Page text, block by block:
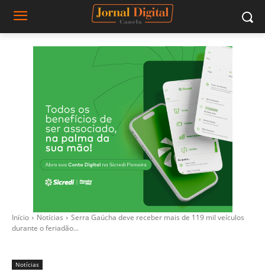
Início Notícias
Serra Gaúcha deve receber mais de 119 mil veículos
durante o feriadão...
Notícias